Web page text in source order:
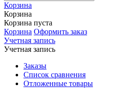
Корзина
Корзина
Корзина пуста
Корзина Оформить заказ
Учетная запись
Учетная запись
Заказы
Список сравнения
Отложенные товары